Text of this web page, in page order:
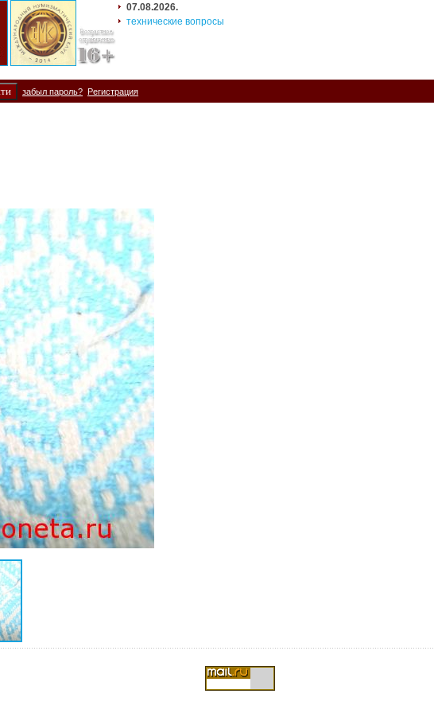
07.08.2026.
технические вопросы
забыл пароль? Регистрация